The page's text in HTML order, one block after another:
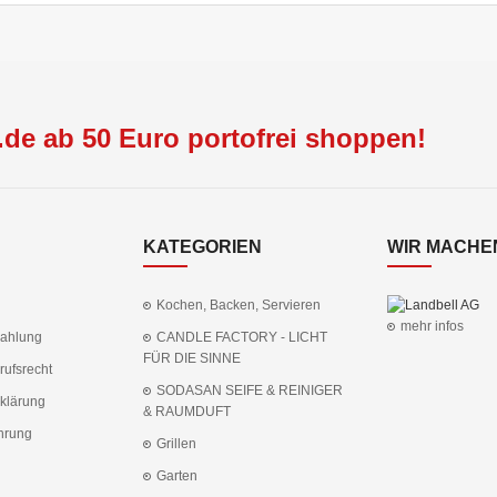
ab 50 Euro portofrei shoppen!
KATEGORIEN
Kochen, Backen, Servieren
CANDLE FACTORY - LICHT
FÜR DIE SINNE
SODASAN SEIFE & REINIGER
& RAUMDUFT
Grillen
Garten
WIR
mehr infos